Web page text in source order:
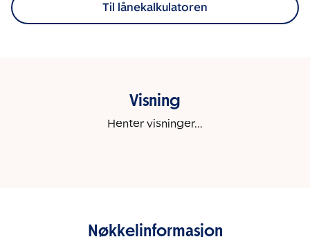
Til lånekalkulatoren
Visning
Henter visninger...
Nøkkelinformasjon